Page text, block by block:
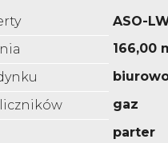
ASO-
166,00
liczników
gaz
parter